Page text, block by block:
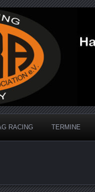
RACING TERMINE